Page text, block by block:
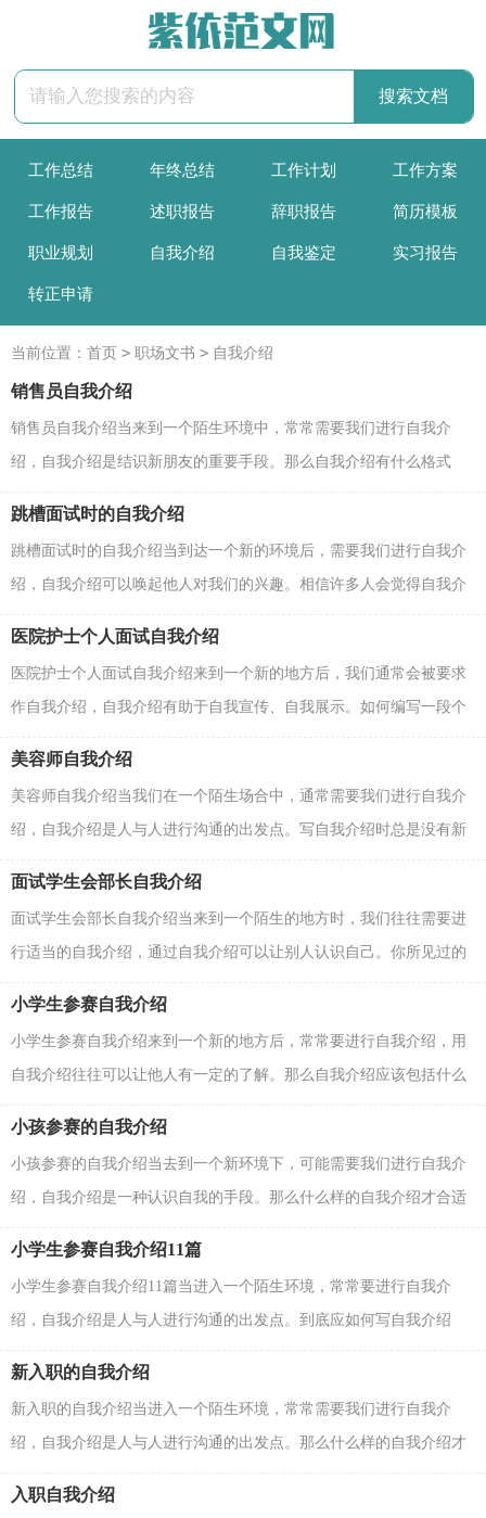
工作总结 年终总结 工作计划 工作方案
工作报告 述职报告 辞职报告 简历模板
职业规划 自我介绍 自我鉴定 实习报告
转正申请
当前位置： 首页 > 职场文书 > 自我介绍
销售员自我介绍
销售员自我介绍当来到一个陌生环境中，常常需要我们进行自我介
绍，自我介绍是结识新朋友的重要手段。那么自我介绍有什么格式
跳槽面试时的自我介绍
跳槽面试时的自我介绍当到达一个新的环境后，需要我们进行自我介
绍，自我介绍可以唤起他人对我们的兴趣。相信许多人会觉得自我介
医院护士个人面试自我介绍
医院护士个人面试自我介绍来到一个新的地方后，我们通常会被要求
作自我介绍，自我介绍有助于自我宣传、自我展示。如何编写一段个
美容师自我介绍
美容师自我介绍当我们在一个陌生场合中，通常需要我们进行自我介
绍，自我介绍是人与人进行沟通的出发点。写自我介绍时总是没有新
面试学生会部长自我介绍
面试学生会部长自我介绍当来到一个陌生的地方时，我们往往需要进
行适当的自我介绍，通过自我介绍可以让别人认识自己。你所见过的
小学生参赛自我介绍
小学生参赛自我介绍来到一个新的地方后，常常要进行自我介绍，用
自我介绍往往可以让他人有一定的了解。那么自我介绍应该包括什么
小孩参赛的自我介绍
小孩参赛的自我介绍当去到一个新环境下，可能需要我们进行自我介
绍，自我介绍是一种认识自我的手段。那么什么样的自我介绍才合适
小学生参赛自我介绍11篇
小学生参赛自我介绍11篇当进入一个陌生环境，常常要进行自我介
绍，自我介绍是人与人进行沟通的出发点。到底应如何写自我介绍
新入职的自我介绍
新入职的自我介绍当进入一个陌生环境，常常需要我们进行自我介
绍，自我介绍是人与人进行沟通的出发点。那么什么样的自我介绍才
入职自我介绍